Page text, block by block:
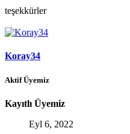
teşekkürler
Koray34
Aktif Üyemiz
Kayıtlı Üyemiz
Eyl 6, 2022